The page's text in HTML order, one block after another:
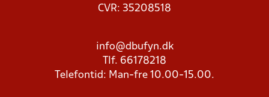
CVR: 35208518
info@dbufyn.dk
Tlf. 66178218
Telefontid: Man-fre 10.00-15.00.